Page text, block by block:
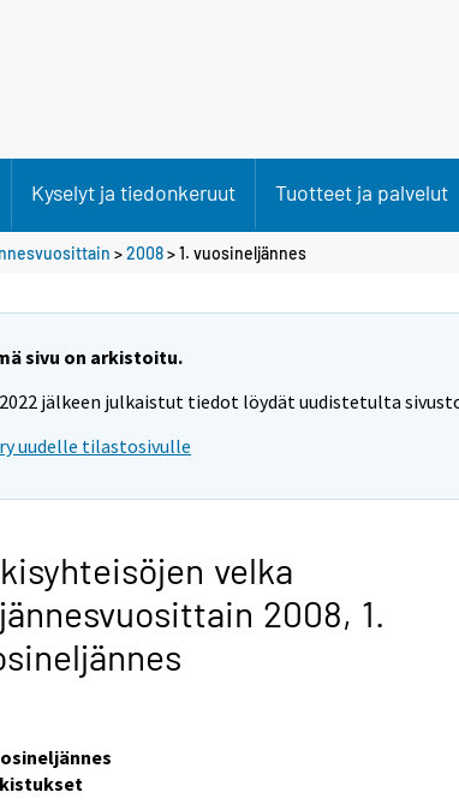
Kyselyt ja tiedonkeruut Tuotteet ja palvelut
>2008>1. vuosineljännes
sivu on arkistoitu.
jälkeen julkaistut tiedot löydät uudistetulta
uudelle tilastosivulle
velka
2008, 1.